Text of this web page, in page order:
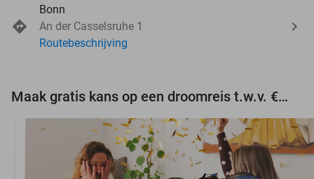
Bonn
An der Casselsruhe 1
Routebeschrijving
Maak gratis kans op een droomreis t.w.v. €3.000!